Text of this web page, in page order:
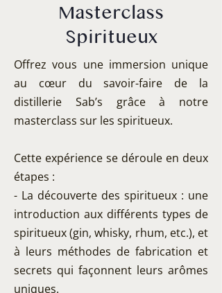
Masterclass
Spiritueux
Offrez vous une immersion unique
au cœur du savoir-faire de la
distillerie Sab’s grâce à notre
masterclass sur les spiritueux.
Cette expérience se déroule en deux
étapes :
- La découverte des spiritueux : une
introduction aux différents types de
spiritueux (gin, whisky, rhum, etc.), et
à leurs méthodes de fabrication et
secrets qui façonnent leurs arômes
uniques.